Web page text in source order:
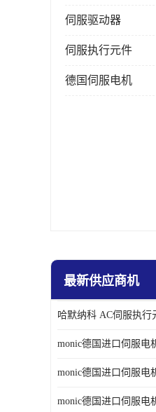
伺服驱动器
伺服执行元件
德国伺服电机
最新供应商机